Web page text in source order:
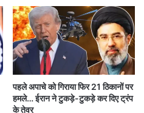
परिवार बच्चों को
दबाव झेल रहे हैं।
पहले अपाचे को गिराया फिर 21 ठिकानों पर
हमले… ईरान ने टुकड़े-टुकड़े कर दिए ट्रंप
के तेवर